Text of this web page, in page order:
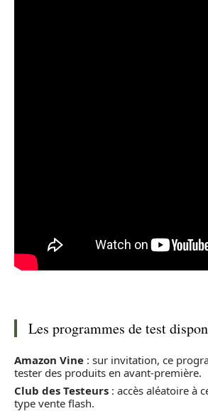
Les programmes de test
Amazon Vine : sur invitation, ce
tester des produits en avant-première.
Club des Testeurs : accès aléatoire à
type vente flash.